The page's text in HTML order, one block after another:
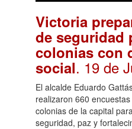
Victoria
de seguridad
colonias con
social. 19 de
El alcalde Eduardo
realizaron 660
colonias de la capital
seguridad, paz y